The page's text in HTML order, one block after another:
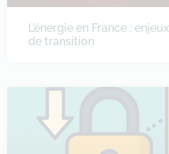
L’énergie en France :
de transition